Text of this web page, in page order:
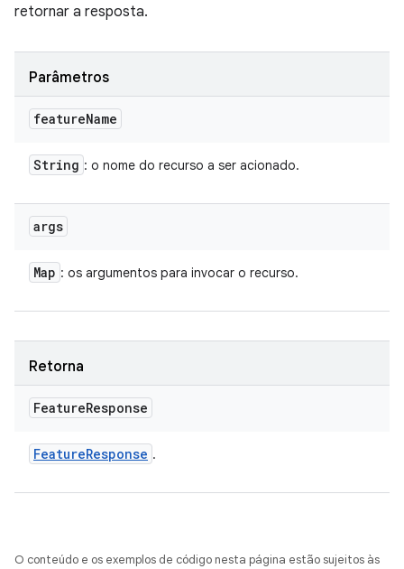
retornar a resposta.
Parâmetros
featureName
String : o nome do recurso a ser acionado.
args
Map : os argumentos para invocar o recurso.
Retorna
FeatureResponse
FeatureResponse .
O conteúdo e os exemplos de código nesta página estão sujeitos às